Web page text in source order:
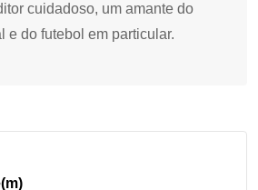
cuidadoso, um amante do
e do futebol em particular.